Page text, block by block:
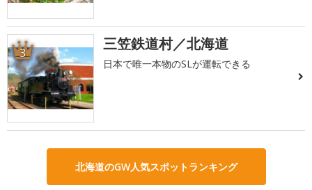
3 三笠鉄道村／北海道
日本で唯一本物のSLが運転できる
北海道のGW人気スポットランキング